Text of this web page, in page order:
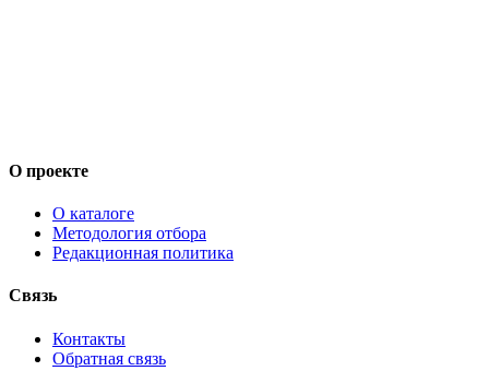
О проекте
О каталоге
Методология отбора
Редакционная политика
Связь
Контакты
Обратная связь